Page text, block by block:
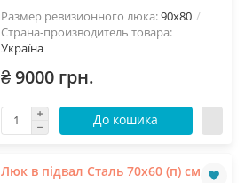
Размер ревизионного люка:90х80
Страна-производитель товара:
Україна
₴ 9000 грн.
До кошика
Люк в підвал Сталь 70х60 (п) см